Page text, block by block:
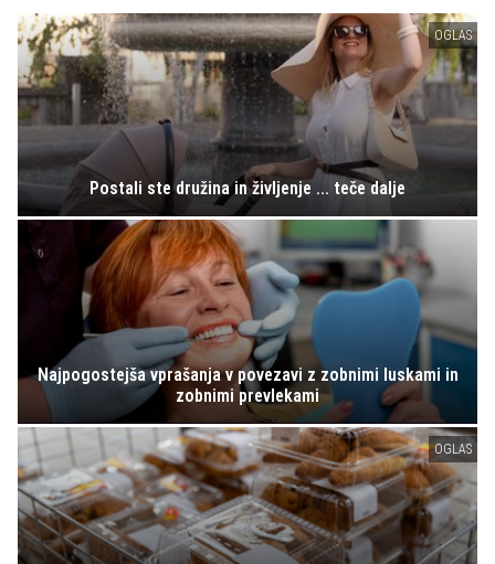
OGLAS
Postali ste družina in življenje ... teče dalje
Najpogostejša vprašanja v povezavi z zobnimi luskami in
zobnimi prevlekami
OGLAS